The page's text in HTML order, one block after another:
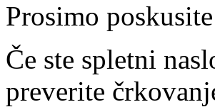
Prosimo
Če ste spletni
preverite